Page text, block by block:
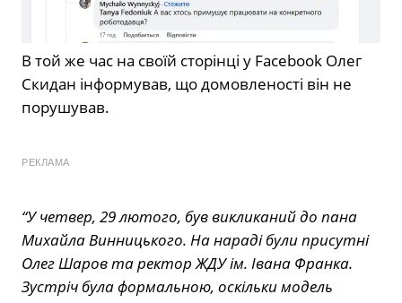
В той же час на своїй сторінці у Facebook Олег
Скидан інформував, що домовленості він не
порушував.
РЕКЛАМА
“У четвер, 29 лютого, був викликаний до пана
Михайла Винницького. На нараді були присутні
Олег Шаров та ректор ЖДУ ім. Івана Франка.
Зустріч була формальною, оскільки модель